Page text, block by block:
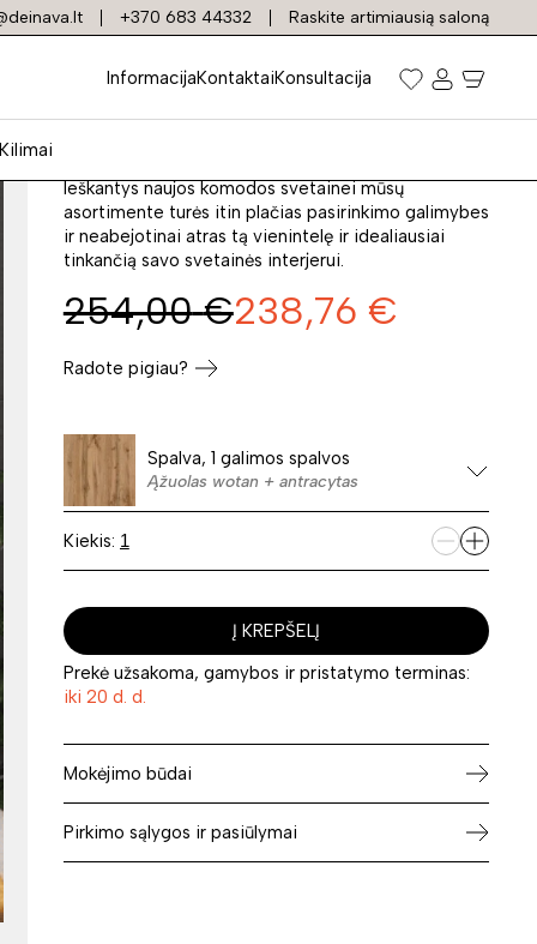
+370 683 44332 Raskite artimiausią saloną
InformacijaKontaktaiKonsultacija
Kilimai
Komoda NORD
Ieškantys naujos komodos svetainei mūsų
asortimente turės itin plačias pasirinkimo galimybes
ir neabejotinai atras tą vienintelę ir idealiausiai
tinkančią savo svetainės interjerui.
254,00 €238,76 €
Radote pigiau?
Spalva, 1 galimos spalvos
Ąžuolas wotan + antracytas
Kiekis:
Į KREPŠELĮ
Prekė užsakoma, gamybos ir pristatymo terminas:
iki 20 d. d.
Mokėjimo būdai
Pirkimo sąlygos ir pasiūlymai